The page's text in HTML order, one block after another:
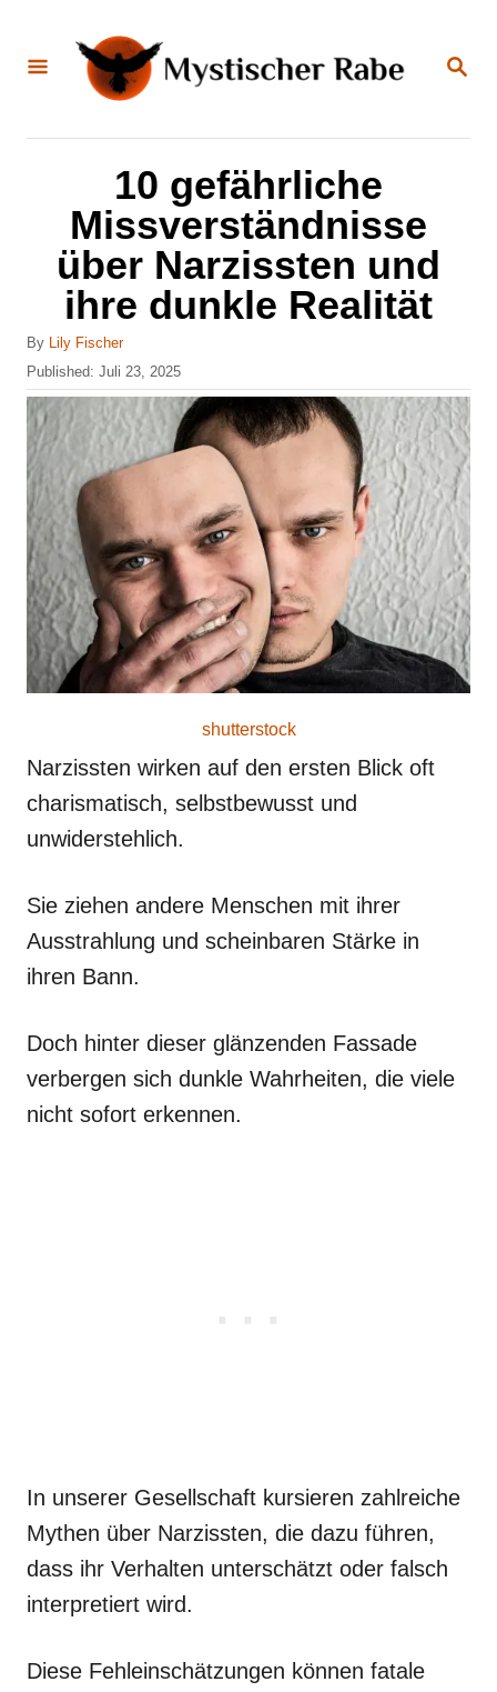
S
E
10 gefährliche
Missverständnisse
über Narzissten und
ihre dunkle Realität
By A
u
t
o
Lily Fischer
P
o
s
e
o
Published: Juli 23, 2025
shutterstock
Narzissten wirken auf den ersten Blick oft
charismatisch, selbstbewusst und
unwiderstehlich.
Sie ziehen andere Menschen mit ihrer
Ausstrahlung und scheinbaren Stärke in
ihren Bann.
Doch hinter dieser glänzenden Fassade
verbergen sich dunkle Wahrheiten, die viele
nicht sofort erkennen.
In unserer Gesellschaft kursieren zahlreiche
Mythen über Narzissten, die dazu führen,
dass ihr Verhalten unterschätzt oder falsch
interpretiert wird.
Diese Fehleinschätzungen können fatale